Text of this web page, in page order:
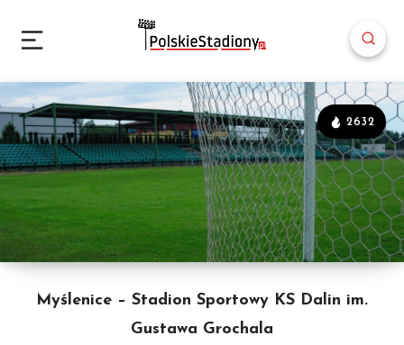
Myślenice – Stadion Sportowy KS Dalin im.
Gustawa Grochala
2632